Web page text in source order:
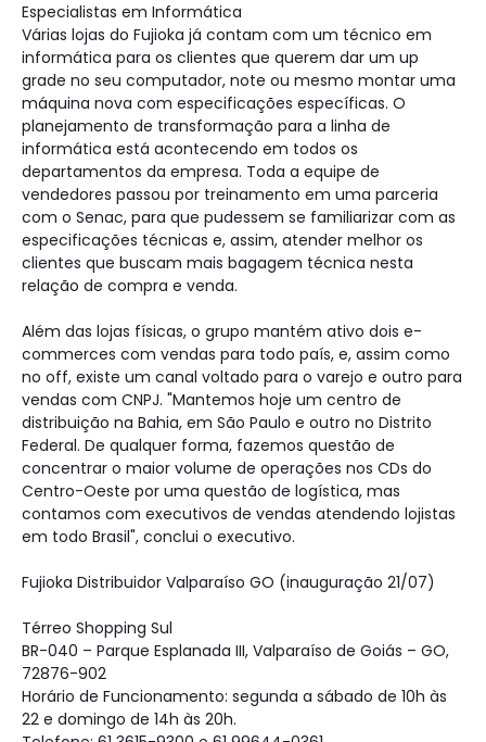
Especialistas em Informática
Várias lojas do Fujioka já contam com um técnico em
informática para os clientes que querem dar um up
grade no seu computador, note ou mesmo montar uma
máquina nova com especificações específicas. O
planejamento de transformação para a linha de
informática está acontecendo em todos os
departamentos da empresa. Toda a equipe de
vendedores passou por treinamento em uma parceria
com o Senac, para que pudessem se familiarizar com as
especificações técnicas e, assim, atender melhor os
clientes que buscam mais bagagem técnica nesta
relação de compra e venda.
Além das lojas físicas, o grupo mantém ativo dois e-
commerces com vendas para todo país, e, assim como
no off, existe um canal voltado para o varejo e outro para
vendas com CNPJ. "Mantemos hoje um centro de
distribuição na Bahia, em São Paulo e outro no Distrito
Federal. De qualquer forma, fazemos questão de
concentrar o maior volume de operações nos CDs do
Centro-Oeste por uma questão de logística, mas
contamos com executivos de vendas atendendo lojistas
em todo Brasil", conclui o executivo.
Fujioka Distribuidor Valparaíso GO (inauguração 21/07)
Térreo Shopping Sul
BR-040 – Parque Esplanada III, Valparaíso de Goiás – GO,
72876-902
Horário de Funcionamento: segunda a sábado de 10h às
22 e domingo de 14h às 20h.